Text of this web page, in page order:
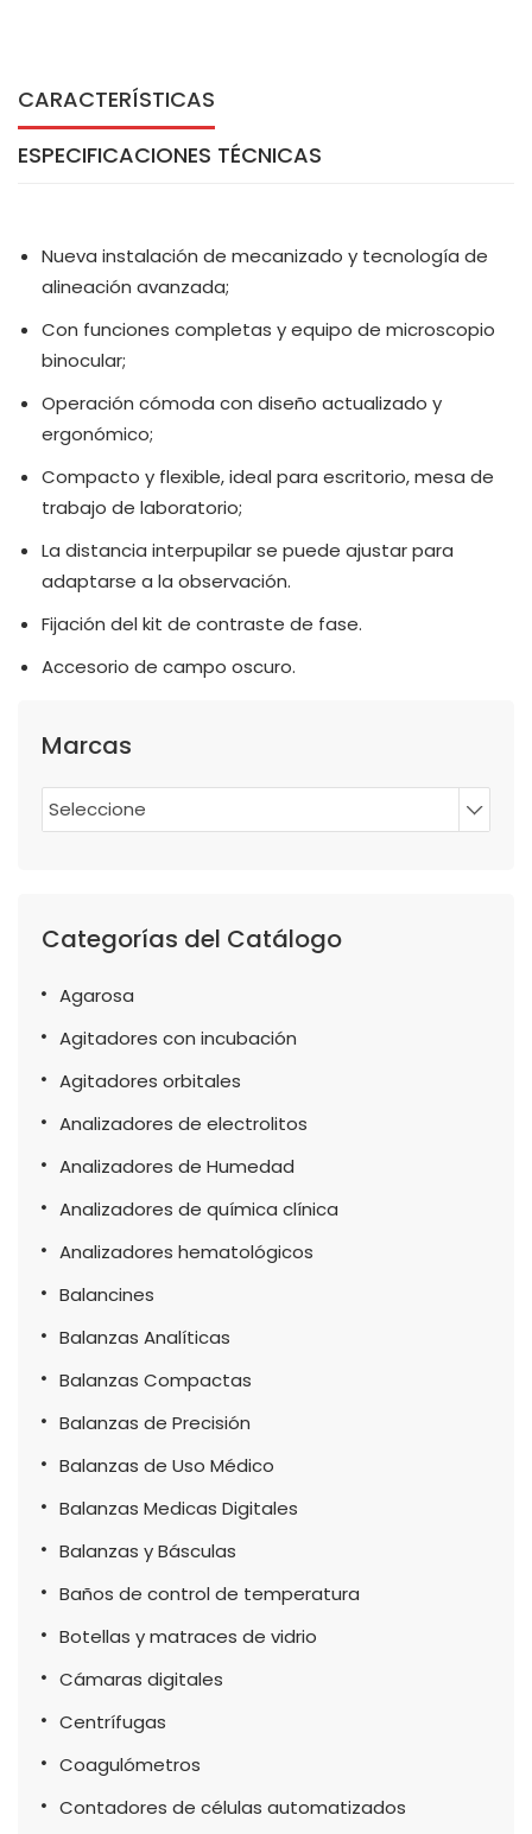
CARACTERÍSTICAS
ESPECIFICACIONES TÉCNICAS
Nueva instalación de mecanizado y tecnología de
alineación avanzada;
Con funciones completas y equipo de microscopio
binocular;
Operación cómoda con diseño actualizado y
ergonómico;
Compacto y flexible, ideal para escritorio, mesa de
trabajo de laboratorio;
La distancia interpupilar se puede ajustar para
adaptarse a la observación.
Fijación del kit de contraste de fase.
Accesorio de campo oscuro.
Marcas
Seleccione
Categorías del Catálogo
Agarosa
Agitadores con incubación
Agitadores orbitales
Analizadores de electrolitos
Analizadores de Humedad
Analizadores de química clínica
Analizadores hematológicos
Balancines
Balanzas Analíticas
Balanzas Compactas
Balanzas de Precisión
Balanzas de Uso Médico
Balanzas Medicas Digitales
Balanzas y Básculas
Baños de control de temperatura
Botellas y matraces de vidrio
Cámaras digitales
Centrífugas
Coagulómetros
Contadores de células automatizados